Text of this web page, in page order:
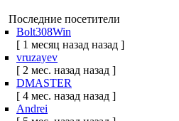
Последние посетители
Bolt308Win
[ 1 месяц назад назад ]
vruzayev
[ 2 мес. назад назад ]
DMASTER
[ 4 мес. назад назад ]
Andrei